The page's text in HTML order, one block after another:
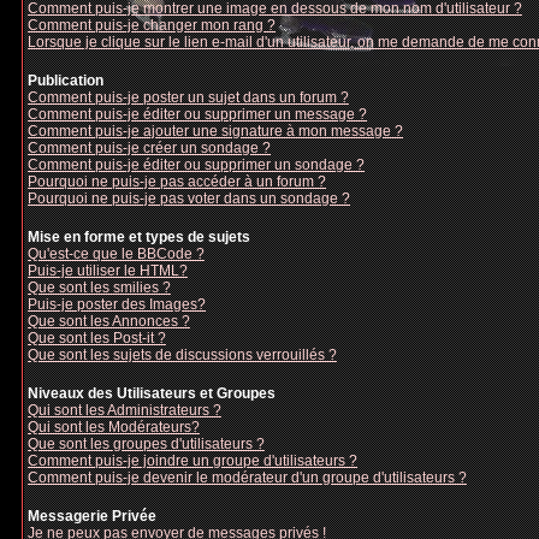
Comment puis-je montrer une image en dessous de mon nom d'utilisateur ?
Comment puis-je changer mon rang ?
Lorsque je clique sur le lien e-mail d'un utilisateur, on me demande de me
Publication
Comment puis-je poster un sujet dans un forum ?
Comment puis-je éditer ou supprimer un message ?
Comment puis-je ajouter une signature à mon message ?
Comment puis-je créer un sondage ?
Comment puis-je éditer ou supprimer un sondage ?
Pourquoi ne puis-je pas accéder à un forum ?
Pourquoi ne puis-je pas voter dans un sondage ?
Mise en forme et types de sujets
Qu'est-ce que le BBCode ?
Puis-je utiliser le HTML?
Que sont les smilies ?
Puis-je poster des Images?
Que sont les Annonces ?
Que sont les Post-it ?
Que sont les sujets de discussions verrouillés ?
Niveaux des Utilisateurs et Groupes
Qui sont les Administrateurs ?
Qui sont les Modérateurs?
Que sont les groupes d'utilisateurs ?
Comment puis-je joindre un groupe d'utilisateurs ?
Comment puis-je devenir le modérateur d'un groupe d'utilisateurs ?
Messagerie Privée
Je ne peux pas envoyer de messages privés !